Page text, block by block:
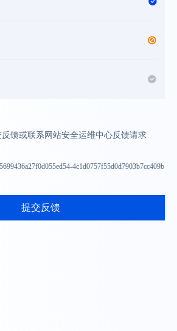
馈或联系网站安全运维中心反馈请求
4c1d0757f55d0d7903b7cc409b
提交反馈